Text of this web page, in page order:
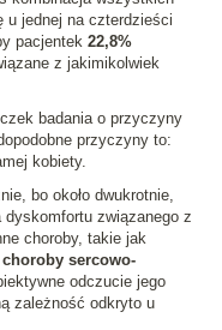
u jednej na czterdzieści
pacjentek 22,8%
z jakimikolwiek
badania o przyczyny
przyczyny to:
kobiety.
bo około dwukrotnie,
dyskomfortu związanego z
choroby, takie jak
choroby sercowo-
odczucie jego
zależność odkryto u